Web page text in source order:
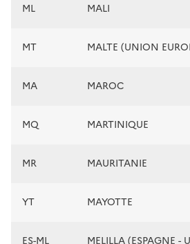
ML MALI
MT MALTE (UNION
MA MAROC
MQ MARTINIQUE
MR MAURITANIE
YT MAYOTTE
ES-ML MELILLA (ESPAGNE -